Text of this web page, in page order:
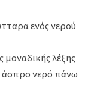
ενός νερού
μοναδικής λέξης
άσπρο νερό πάνω